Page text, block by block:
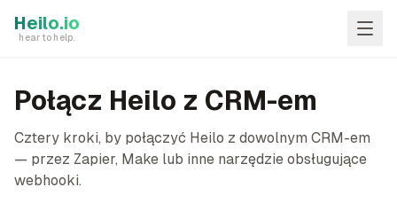
Heilo.io
hear to help.
Połącz Heilo z CRM-em
Cztery kroki, by połączyć Heilo z dowolnym CRM-em
— przez Zapier, Make lub inne narzędzie obsługujące
webhooki.